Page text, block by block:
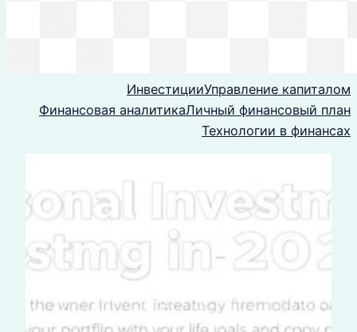
ИнвестицииУправление капиталом
Финансовая аналитикаЛичный финансовый план
Технологии в финансах